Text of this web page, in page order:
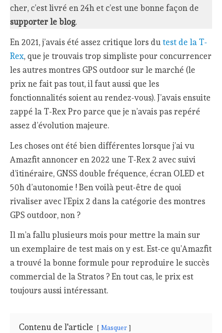
cher, c’est livré en 24h et c’est une bonne façon de
supporter le blog.
En 2021, j’avais été assez critique lors dutest de la T-
Rex, que je trouvais trop simpliste pour concurrencer
les autres montres GPS outdoor sur le marché (le
prix ne fait pas tout, il faut aussi que les
fonctionnalités soient au rendez-vous). J’avais ensuite
zappé la T-Rex Pro parce que je n’avais pas repéré
assez d’évolution majeure.
Les choses ont été bien différentes lorsque j’ai vu
Amazfit annoncer en 2022 une T-Rex 2 avec suivi
d’itinéraire, GNSS double fréquence, écran OLED et
50h d’autonomie ! Ben voilà peut-être de quoi
rivaliser avec l’Epix 2 dans la catégorie des montres
GPS outdoor, non ?
Il m’a fallu plusieurs mois pour mettre la main sur
un exemplaire de test mais on y est. Est-ce qu’Amazfit
a trouvé la bonne formule pour reproduire le succès
commercial de la Stratos ? En tout cas, le prix est
toujours aussi intéressant.
Contenu de l'article Masquer